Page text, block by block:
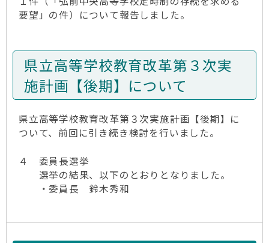
要望」の件）について報告しました。
県立高等学校教育改革第３次実
施計画【後期】について
県立高等学校教育改革第３次実施計画【後期】に
ついて、前回に引き続き検討を行いました。
４ 委員長選挙
選挙の結果、以下のとおりとなりました。
・委員長 鈴木秀和